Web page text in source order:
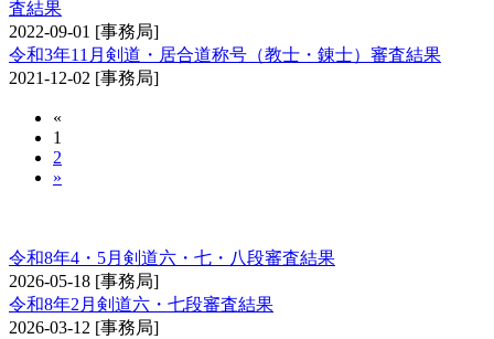
査結果
2022-09-01 [事務局]
令和3年11月剣道・居合道称号（教士・錬士）審査結果
2021-12-02 [事務局]
«
1
2
»
令和8年4・5月剣道六・七・八段審査結果
2026-05-18 [事務局]
令和8年2月剣道六・七段審査結果
2026-03-12 [事務局]